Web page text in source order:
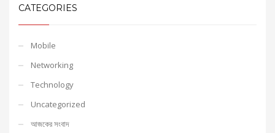
CATEGORIES
Mobile
Networking
Technology
Uncategorized
আজকের সংবাদ